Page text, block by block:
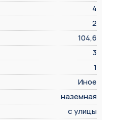
4
2
104,6
3
1
Иное
наземная
с улицы